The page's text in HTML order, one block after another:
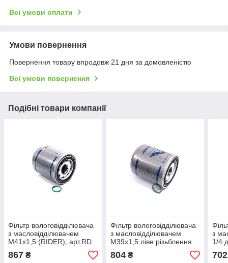
Всі умови оплати
Умови повернення
Повернення товару впродовж 21 дня за домовленістю
Всі умови повернення
Подібні товари компанії
Фільтр вологовідділювача
з масловідділювачем
М41х1,5 (RIDER), арт.RD
99.14.28
867 ₴
Фільтр вологовідділювача
з масловідділювачем
М39х1,5 ліве різьблення
(RIDER), арт.RD
43.290.124.52
804₴
з
1/4
702